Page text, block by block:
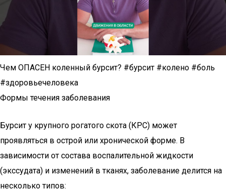
Чем ОПАСЕН коленный бурсит? #бурсит #колено #боль
#здоровьечеловека
Формы течения заболевания
Бурсит у крупного рогатого скота (КРС) может
проявляться в острой или хронической форме. В
зависимости от состава воспалительной жидкости
(экссудата) и изменений в тканях, заболевание делится на
несколько типов: